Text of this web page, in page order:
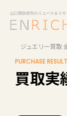
ジュエリー買取
PURCHASE
買取実